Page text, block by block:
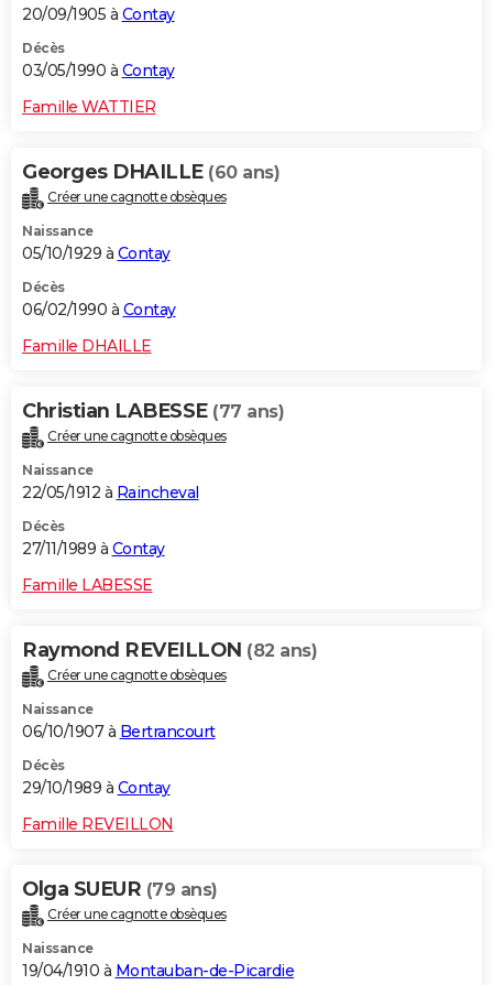
20/09/1905 à Contay
Décès
03/05/1990 à Contay
Famille WATTIER
Georges DHAILLE (60 ans)
Créer une cagnotte obsèques
Naissance
05/10/1929 à Contay
Décès
06/02/1990 à Contay
Famille DHAILLE
Christian LABESSE (77 ans)
Créer une cagnotte obsèques
Naissance
22/05/1912 à Raincheval
Décès
27/11/1989 à Contay
Famille LABESSE
Raymond REVEILLON (82 ans)
Créer une cagnotte obsèques
Naissance
06/10/1907 à Bertrancourt
Décès
29/10/1989 à Contay
Famille REVEILLON
Olga SUEUR (79 ans)
Créer une cagnotte obsèques
Naissance
19/04/1910 à Montauban-de-Picardie